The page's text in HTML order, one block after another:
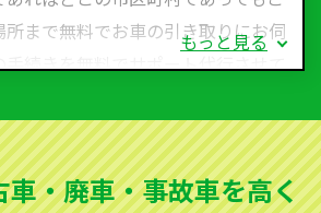
所まで無料でお車の引き取りにお伺
続きを無料でサポート代行させて
害車、不動車、乗らなくなってし
れて動かすことができない車でも
もっと見る
車・廃車・事故車を高く